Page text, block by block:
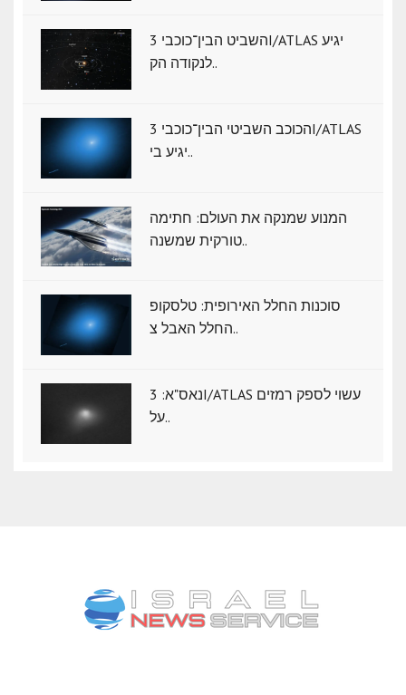
השביט הבין־כוכבי 3I/ATLAS יגיע
לנקודה הק..
הכוכב השביטי הבין־כוכבי 3I/ATLAS
יגיע בי..
המנוע שמנקה את העולם: חתימה
טורקית שמשנה..
סוכנות החלל האירופית: טלסקופ
החלל האבל צ..
נאס"א: ‏3I/ATLAS עשוי לספק רמזים
על..